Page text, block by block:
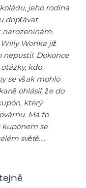
jeho rodina
dopřávat
narozeninám.
Wonka již
nepustil. Dokonce
kdo
se však mohlo
ohlásil, že do
který
Má to
kupónem se
světě….